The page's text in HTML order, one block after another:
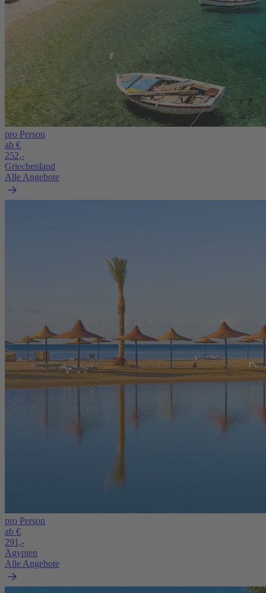
pro Person
ab €
252,-
Griechenland
Alle Angebote
pro Person
ab €
291,-
Ägypten
Alle Angebote